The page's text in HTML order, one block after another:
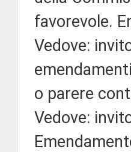
favorevole.
Vedove:
o parere
Vedove: